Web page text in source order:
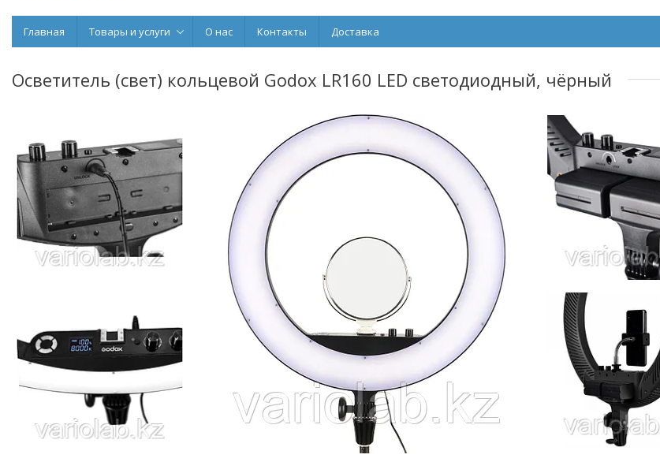
Главная Товары и услуги О нас Контакты Доставка
Осветитель (свет) кольцевой Godox LR160 LED светодиодный, чёрный